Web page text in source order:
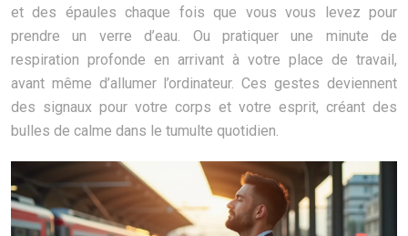
et des épaules chaque fois que vous vous levez pour
prendre un verre d’eau. Ou pratiquer une minute de
respiration profonde en arrivant à votre place de travail,
avant même d’allumer l’ordinateur. Ces gestes deviennent
des signaux pour votre corps et votre esprit, créant des
bulles de calme dans le tumulte quotidien.